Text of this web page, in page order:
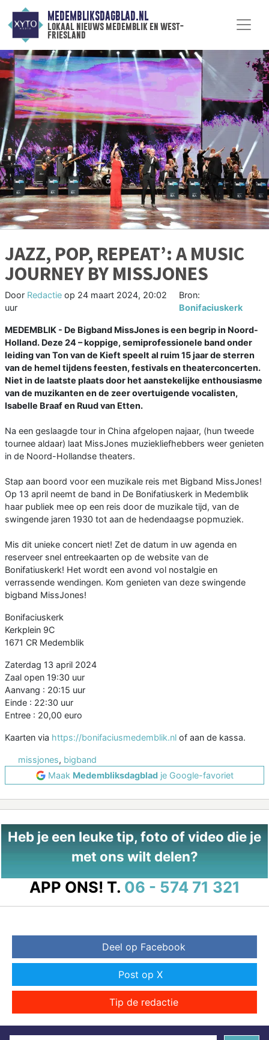
MEDEMBLIKSDAGBLAD.NL
lokaal nieuws medemblik en west-
friesland
JAZZ, POP, REPEAT’: A MUSIC
JOURNEY BY MISSJONES
Door Redactie op 24 maart 2024, 20:02
uur
Bron:
Bonifaciuskerk
MEDEMBLIK - De Bigband MissJones is een begrip in Noord-
Holland. Deze 24 – koppige, semiprofessionele band onder
leiding van Ton van de Kieft speelt al ruim 15 jaar de sterren
van de hemel tijdens feesten, festivals en theaterconcerten.
Niet in de laatste plaats door het aanstekelijke enthousiasme
van de muzikanten en de zeer overtuigende vocalisten,
Isabelle Braaf en Ruud van Etten.
Na een geslaagde tour in China afgelopen najaar, (hun tweede
tournee aldaar) laat MissJones muziekliefhebbers weer genieten
in de Noord-Hollandse theaters.
Stap aan boord voor een muzikale reis met Bigband MissJones!
Op 13 april neemt de band in De Bonifatiuskerk in Medemblik
haar publiek mee op een reis door de muzikale tijd, van de
swingende jaren 1930 tot aan de hedendaagse popmuziek.
Mis dit unieke concert niet! Zet de datum in uw agenda en
reserveer snel entreekaarten op de website van de
Bonifatiuskerk! Het wordt een avond vol nostalgie en
verrassende wendingen. Kom genieten van deze swingende
bigband MissJones!
Bonifaciuskerk
Kerkplein 9C
1671 CR Medemblik
Zaterdag 13 april 2024
Zaal open 19:30 uur
Aanvang : 20:15 uur
Einde : 22:30 uur
Entree : 20,00 euro
Kaarten via https://bonifaciusmedemblik.nl of aan de kassa.
missjones, bigband
Maak Medembliksdagbladje Google-favoriet
Heb je een leuke tip, foto of video die je
met ons wilt delen?
APP ONS! T. 06 - 574 71 321
Deel op Facebook
Post op X
Tip de redactie